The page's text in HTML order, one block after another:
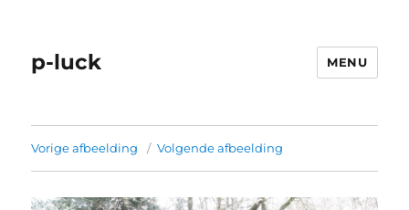
p-luck MENU
Vorige afbeelding Volgende afbeelding